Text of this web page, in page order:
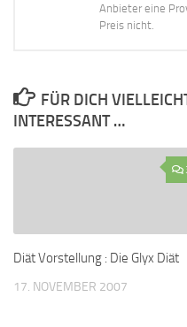
Anbieter eine
Preis nicht.
FÜR DICH
INTERESSANT …
Diät Vorstellung : Die Glyx Diät
17. NOVEMBER 2007